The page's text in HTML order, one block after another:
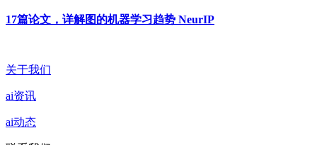
17篇论文，详解图的机器学习趋势 NeurIP
关于我们
ai资讯
ai动态